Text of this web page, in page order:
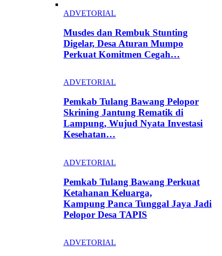
ADVETORIAL
Musdes dan Rembuk Stunting
Digelar, Desa Aturan Mumpo
Perkuat Komitmen Cegah…
ADVETORIAL
Pemkab Tulang Bawang Pelopor
Skrining Jantung Rematik di
Lampung, Wujud Nyata Investasi
Kesehatan…
ADVETORIAL
Pemkab Tulang Bawang Perkuat
Ketahanan Keluarga,
Kampung Panca Tunggal Jaya Jadi
Pelopor Desa TAPIS
ADVETORIAL